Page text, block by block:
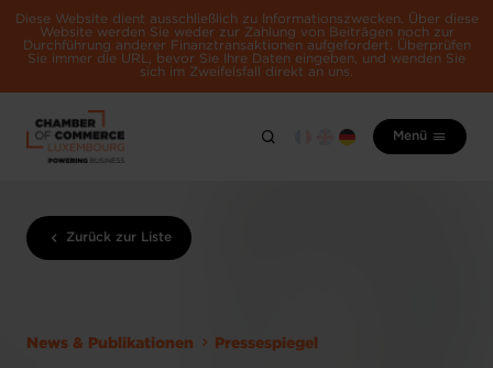
Diese Website dient ausschließlich zu Informationszwecken. Über diese
Website werden Sie weder zur Zahlung von Beiträgen noch zur
Durchführung anderer Finanztransaktionen aufgefordert. Überprüfen
Sie immer die URL, bevor Sie Ihre Daten eingeben, und wenden Sie
sich im Zweifelsfall direkt an uns.
Menü
Zurück zur Liste
News & Publikationen Pressespiegel